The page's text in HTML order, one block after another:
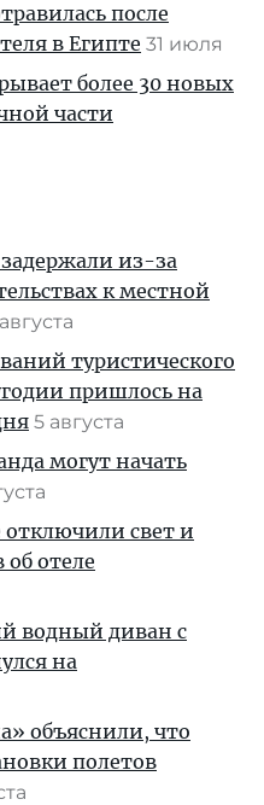
после
в Египте 31 июля
более 30 новых
части
задержали из-за
к местной
туристического
пришлось на
5 августа
могут начать
отключили свет и
отеле
водный диван с
на
объяснили, что
полетов